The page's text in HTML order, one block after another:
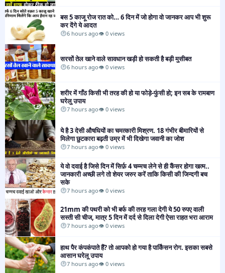
​​बस 5 काजू रोज रात को… 6 दिन में जो होगा वो जानकर आप भी शुरू
कर देंगे ये आदत
6 hours ago👁 0 views
सरसों तेल खाने वाले सावधान खड़ी हो सकती है बड़ी मुसीबत
6 hours ago👁 0 views
शरीर में गाँठ किसी भी तरह की हो या फोड़े-फुंसी हो; इन सब के रामबाण
घरेलु उपाय
7 hours ago👁 0 views
​​ये है 3 देसी औषधियों का चमत्कारी मिश्रण. 18 गंभीर बीमारियों से
मिलेगा छुटकारा बढ़ती उम्र में भी दिखेगा जवानी का जोश
7 hours ago👁 0 views
ये वो दवाई है जिसे दिन में सिर्फ़ 4 चम्मच लेने से ही कैंसर होगा खत्म..
जानकारी अच्छी लगे तो शेयर जरुर करें ताकि किसी की जिन्दगी बच
सके
7 hours ago👁 0 views
21mm की पथरी को भी बर्फ की तरह गला देगी ये 50 रुपए वाली
सस्ती सी चीज, मात्र 5 दिन में दर्द से दिला देगी ऐसा राहत भरा आराम
7 hours ago👁 0 views
हाथ पैर कंपकंपाते हैं? तो आपको हो गया है पार्किंसन रोग. इसका सबसे
आसान घरेलू उपाय
7 hours ago👁 0 views